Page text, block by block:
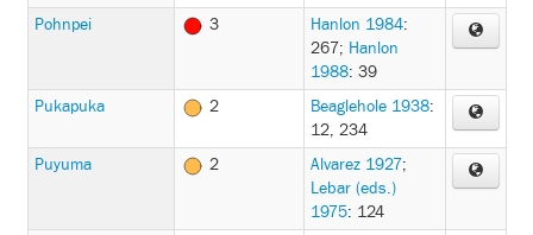
Pohnpei
3 Hanlon 1984:
267; Hanlon
1988: 39
Pukapuka
2 Beaglehole 1938:
12, 234
Puyuma
2 Alvarez 1927;
Lebar (eds.)
1975: 124